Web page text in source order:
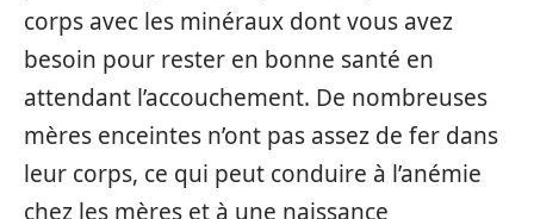
corps avec les minéraux dont vous avez
besoin pour rester en bonne santé en
attendant l’accouchement. De nombreuses
mères enceintes n’ont pas assez de fer dans
leur corps, ce qui peut conduire à l’anémie
chez les mères et à une naissance